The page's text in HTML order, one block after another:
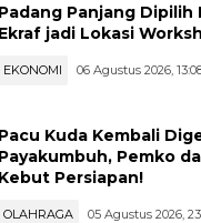
Padang Panjang Dipilih
Ekraf jadi Lokasi
EKONOMI 06 Agustus 2026,
Pacu Kuda Kembali
Payakumbuh, Pemko
Kebut Persiapan!
OLAHRAGA 05 Agustus 2026,